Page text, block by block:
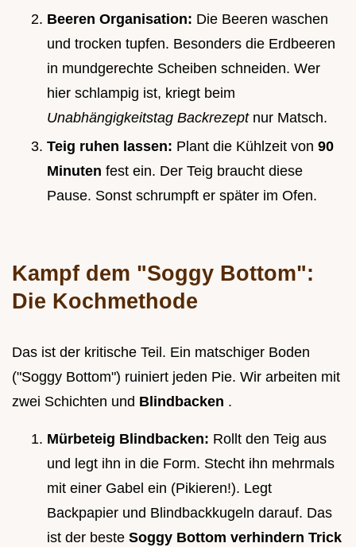
Beeren Organisation: Die Beeren waschen
und trocken tupfen. Besonders die Erdbeeren
in mundgerechte Scheiben schneiden. Wer
hier schlampig ist, kriegt beim
Unabhängigkeitstag Backrezept nur Matsch.
Teig ruhen lassen: Plant die Kühlzeit von 90
Minuten fest ein. Der Teig braucht diese
Pause. Sonst schrumpft er später im Ofen.
Kampf dem "Soggy Bottom":
Die Kochmethode
Das ist der kritische Teil. Ein matschiger Boden
("Soggy Bottom") ruiniert jeden Pie. Wir arbeiten mit
zwei Schichten und Blindbacken .
Mürbeteig Blindbacken: Rollt den Teig aus
und legt ihn in die Form. Stecht ihn mehrmals
mit einer Gabel ein (Pikieren!). Legt
Backpapier und Blindbackkugeln darauf. Das
ist der beste Soggy Bottom verhindern Trick